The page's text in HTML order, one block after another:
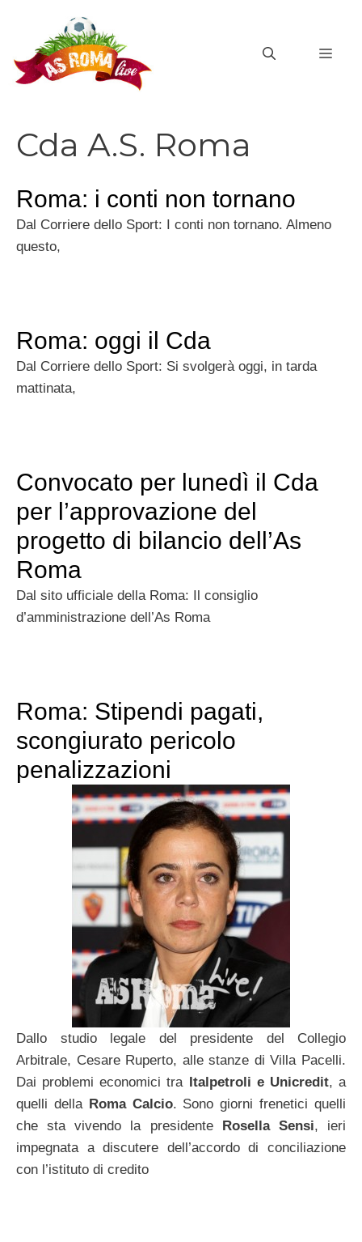
contenuto
Cda A.S. Roma
Roma: i conti non tornano
Dal Corriere dello Sport: I conti non tornano. Almeno
questo,
Roma: oggi il Cda
Dal Corriere dello Sport: Si svolgerà oggi, in tarda
mattinata,
Convocato per lunedì il Cda
per l’approvazione del
progetto di bilancio dell’As
Roma
Dal sito ufficiale della Roma: Il consiglio
d’amministrazione dell’As Roma
Roma: Stipendi pagati,
scongiurato pericolo
penalizzazioni
Dallo studio legale del presidente del Collegio
Arbitrale, Cesare Ruperto, alle stanze di Villa Pacelli.
Dai problemi economici tra Italpetroli e Unicredit, a
quelli della Roma Calcio. Sono giorni frenetici quelli
che sta vivendo la presidente Rosella Sensi, ieri
impegnata a discutere dell’accordo di conciliazione
con l’istituto di credito